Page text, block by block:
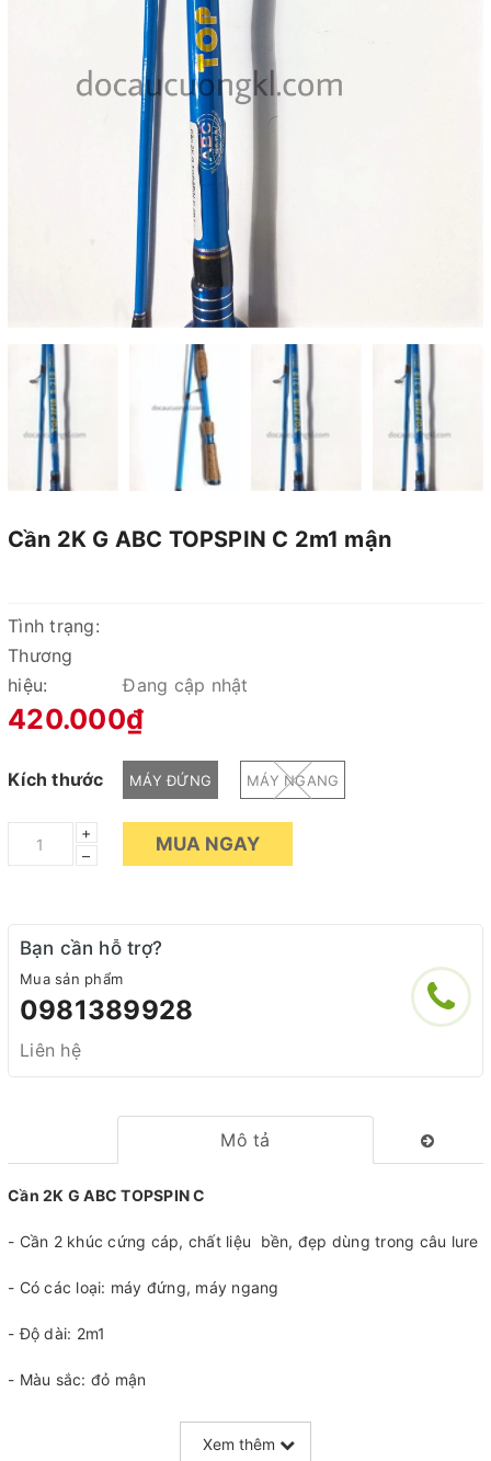
Cần 2K G ABC TOPSPIN C 2m1 mận
Tình trạng:
Thương
hiệu:
Đang cập nhật
420.000₫
Kích thước MÁY ĐỨNG MÁY NGANG
+
–
MUA NGAY
Bạn cần hỗ trợ?
Mua sản phẩm
0981389928
Liên hệ
Mô tả
Cần 2K G ABC TOPSPIN C
- Cần 2 khúc cứng cáp, chất liệu bền, đẹp dùng trong câu lure
- Có các loại: máy đứng, máy ngang
- Độ dài: 2m1
- Màu sắc: đỏ mận
Xem thêm